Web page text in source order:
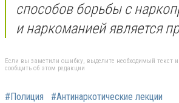
способов борьбы с
и наркоманией является
Если вы заметили ошибку, выделите необходимый текст
сообщить об этом редакции
#Полиция #Антинаркотические лекции